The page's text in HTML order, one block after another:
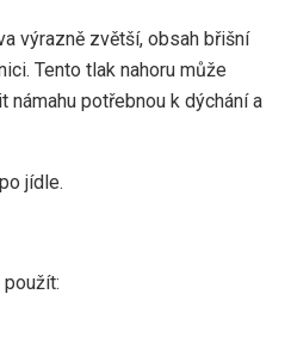
výrazně zvětší, obsah břišní
Tento tlak nahoru může
potřebnou k dýchání a
jídle.